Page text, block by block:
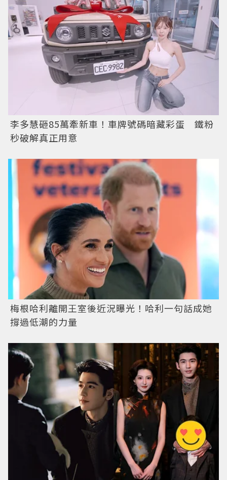
李多慧砸85萬牽新車！車牌號碼暗藏彩蛋 鐵粉
秒破解真正用意
梅根哈利離開王室後近況曝光！哈利一句話成她
撐過低潮的力量